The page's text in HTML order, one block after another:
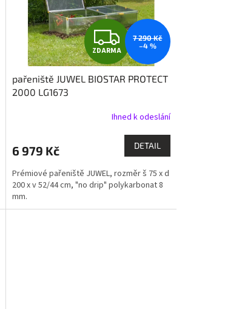
Z
D
A
R
M
A
ZDARMA
7 290 Kč
–4 %
pařeniště JUWEL BIOSTAR PROTECT
2000 LG1673
Ihned k odeslání
6 979 Kč DETAIL
Prémiové pařeniště JUWEL, rozměr š 75 x d
200 x v 52/44 cm, "no drip" polykarbonat 8
mm.